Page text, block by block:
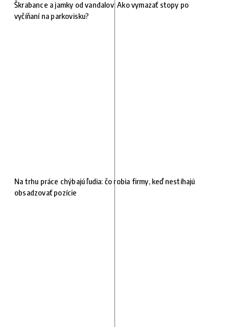
Škrabance a jamky od vandalov: Ako vymazať stopy po
vyčíňaní na parkovisku?
Na trhu práce chýbajú ľudia: čo robia firmy, keď nestíhajú
obsadzovať pozície